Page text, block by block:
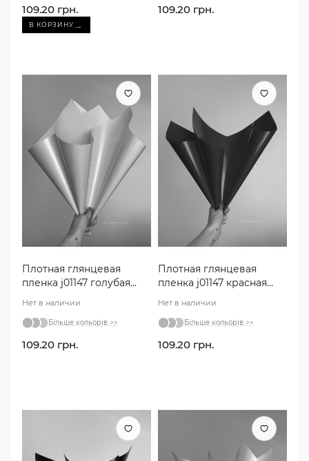
109.20 грн.
В КОРЗИНУ →
109.20 грн.
Плотная глянцевая
пленка j01147 голубая
Нет в наличии
Більше кольорів >>
109.20 грн.
Плотная глянцевая
пленка j01147 красная
Нет в наличии
Більше кольорів >>
109.20 грн.